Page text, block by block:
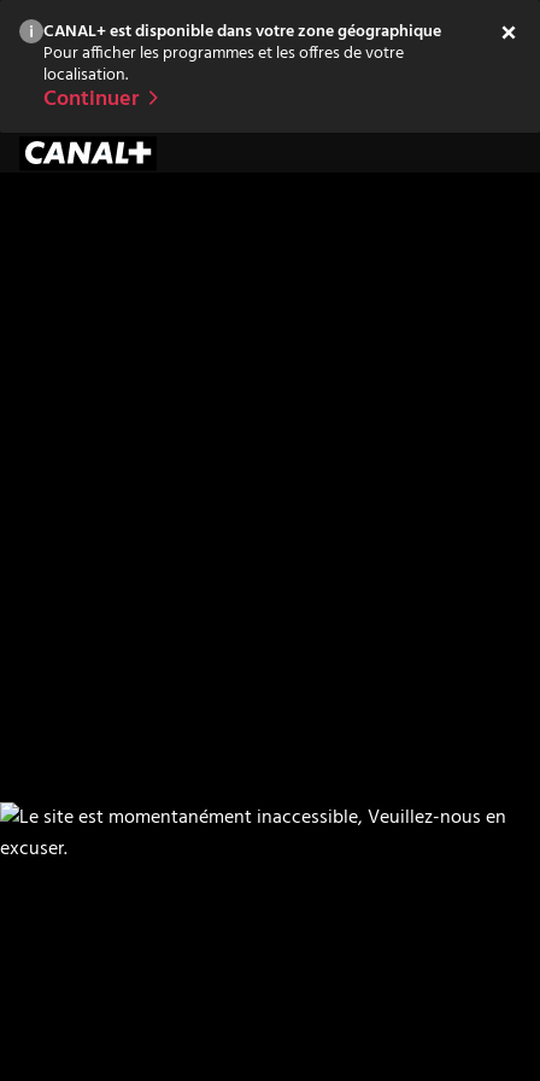
CANAL+ est disponible dans votre zone géographique
Pour afficher les programmes et les offres de votre
localisation.
Continuer